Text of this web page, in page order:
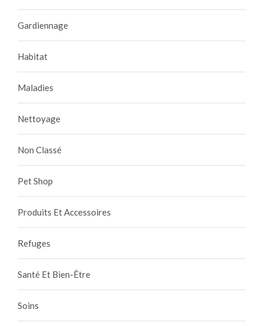
e
s
n
Gardiennage
Habitat
Maladies
Nettoyage
Non Classé
Pet Shop
Produits Et Accessoires
Refuges
Santé Et Bien-Être
Soins